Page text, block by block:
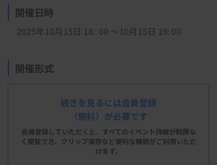
開催日時
2025年10月15日 18 : 00 ～10月15日 19: 00
開催形式
LIVE配信
主 催
私立医科大学臨床 検査技師会
続きを見るには会員登録
（無料）が必要です
会員登録していただくと、すべてのイベント詳細が制限な
く閲覧でき、 クリップ保存など便利な機能がご利用いただ
けます。